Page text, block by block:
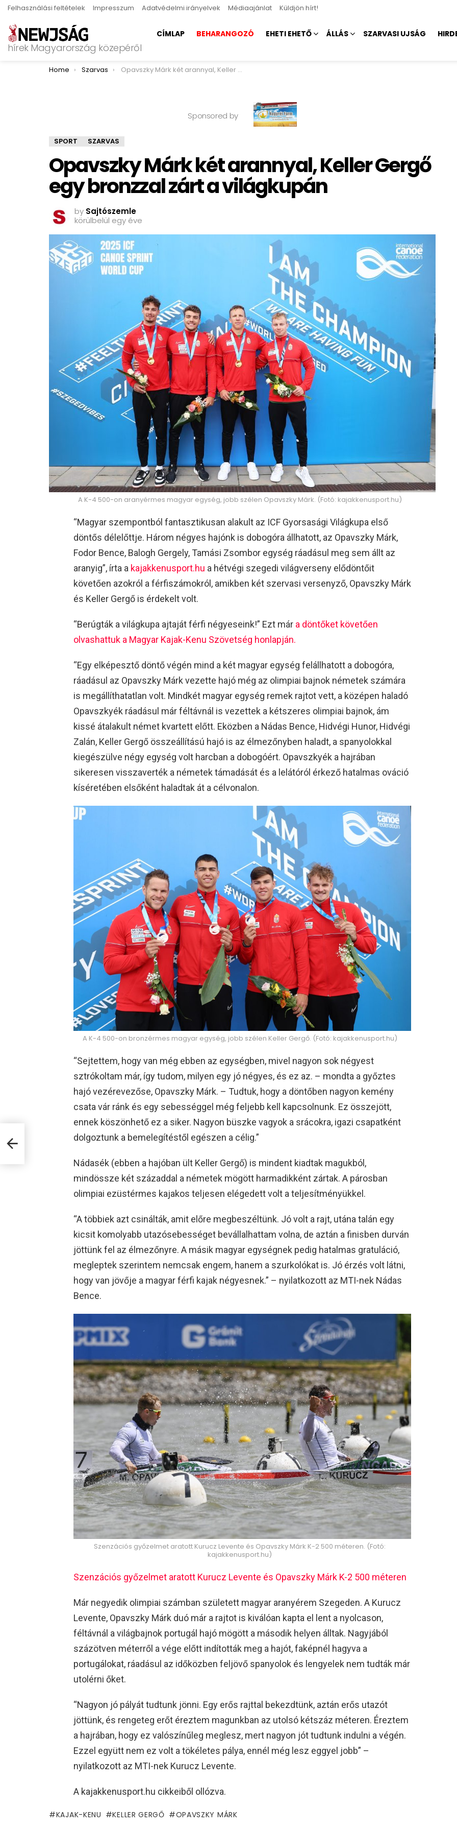
Felhasználási feltételek Impresszum Adatvédelmi irányelvek Médiaajánlat Küldjön hírt!
hírek Magyarország közepéről
CÍMLAP BEHARANGOZÓ EHETI EHETŐ ÁLLÁS SZARVASI UJSÁG
You are here:
Home Szarvas Opavszky Márk két arannyal, Keller Gergő egy bronzzal zárt a világkupán
Sponsored by
SPORT SZARVAS
Opavszky Márk két arannyal, Keller Gergő
egy bronzzal zárt a világkupán
by Sajtószemle
körülbelül egy éve
A K-4 500-on aranyérmes magyar egység, jobb szélen Opavszky Márk. (Fotó: kajakkenusport.hu)
“Magyar szempontból fantasztikusan alakult az ICF Gyorsasági Világkupa első
döntős délelőttje. Három négyes hajónk is dobogóra állhatott, az Opavszky Márk,
Fodor Bence, Balogh Gergely, Tamási Zsombor egység ráadásul meg sem állt az
aranyig”, írta a kajakkenusport.hu a hétvégi szegedi világverseny elődöntőit
követően azokról a férfiszámokról, amikben két szervasi versenyző, Opavszky Márk
és Keller Gergő is érdekelt volt.
“Berúgták a világkupa ajtaját férfi négyeseink!” Ezt már a döntőket követően
olvashattuk a Magyar Kajak-Kenu Szövetség honlapján.
“Egy elképesztő döntő végén mind a két magyar egység felállhatott a dobogóra,
ráadásul az Opavszky Márk vezette hajó még az olimpiai bajnok németek számára
is megállíthatatlan volt. Mindkét magyar egység remek rajtot vett, a középen haladó
Opavszkyék ráadásul már féltávnál is vezettek a kétszeres olimpiai bajnok, ám
kissé átalakult német kvartett előtt. Eközben a Nádas Bence, Hidvégi Hunor, Hidvégi
Zalán, Keller Gergő összeállítású hajó is az élmezőnyben haladt, a spanyolokkal
kiegészülve négy egység volt harcban a dobogóért. Opavszkyék a hajrában
sikeresen visszaverték a németek támadását és a lelátóról érkező hatalmas ováció
kíséretében elsőként haladtak át a célvonalon.
A K-4 500-on bronzérmes magyar egység, jobb szélen Keller Gergő. (Fotó: kajakkenusport.hu)
“Sejtettem, hogy van még ebben az egységben, mivel nagyon sok négyest
sztrókoltam már, így tudom, milyen egy jó négyes, és ez az. – mondta a győztes
hajó vezérevezőse, Opavszky Márk. – Tudtuk, hogy a döntőben nagyon kemény
csata vár ránk és egy sebességgel még feljebb kell kapcsolnunk. Ez összejött,
ennek köszönhető ez a siker. Nagyon büszke vagyok a srácokra, igazi csapatként
dolgoztunk a bemelegítéstől egészen a célig.”
Nádasék (ebben a hajóban ült Keller Gergő) is mindent kiadtak magukból,
mindössze két századdal a németek mögött harmadikként zártak. A párosban
olimpiai ezüstérmes kajakos teljesen elégedett volt a teljesítményükkel.
“A többiek azt csinálták, amit előre megbeszéltünk. Jó volt a rajt, utána talán egy
kicsit komolyabb utazósebességet bevállalhattam volna, de aztán a finisben durván
jöttünk fel az élmezőnyre. A másik magyar egységnek pedig hatalmas gratuláció,
megleptek szerintem nemcsak engem, hanem a szurkolókat is. Jó érzés volt látni,
hogy van jövője a magyar férfi kajak négyesnek.” – nyilatkozott az MTI-nek Nádas
Bence.
Szenzációs győzelmet aratott Kurucz Levente és Opavszky Márk K-2 500 méteren. (Fotó:
kajakkenusport.hu)
Szenzációs győzelmet aratott Kurucz Levente és Opavszky Márk K-2 500 méteren
Már negyedik olimpiai számban született magyar aranyérem Szegeden. A Kurucz
Levente, Opavszky Márk duó már a rajtot is kiválóan kapta el lent a nyolcason,
féltávnál a világbajnok portugál hajó mögött a második helyen álltak. Nagyjából
százötven méterről a vége előtt indították meg a hajót, faképnél hagyva a
portugálokat, ráadásul az időközben feljövő spanyolok és lengyelek nem tudták már
utolérni őket.
“Nagyon jó pályát tudtunk jönni. Egy erős rajttal bekezdtünk, aztán erős utazót
jöttünk, és rengeteg erőt éreztem magunkban az utolsó kétszáz méteren. Éreztem
a hajrában, hogy ez valószínűleg meglesz, mert nagyon jót tudtunk indulni a végén.
Ezzel együtt nem ez volt a tökéletes pálya, ennél még lesz eggyel jobb” –
nyilatkozott az MTI-nek Kurucz Levente.
A kajakkenusport.hu cikkeiből ollózva.
KAJAK-KENU KELLER GERGŐ OPAVSZKY MÁRK